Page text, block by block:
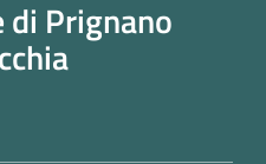
di Prignano